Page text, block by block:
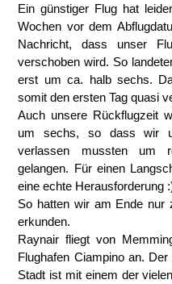
Ein günstiger Flug hat
Wochen vor dem
Nachricht, dass unser
verschoben wird. So
erst um ca. halb sechs.
somit den ersten Tag quasi
Auch unsere Rückflugzeit
um sechs, so dass wir
verlassen mussten um
gelangen. Für einen
eine echte Herausforderung
So hatten wir am Ende nur
erkunden.
Raynair fliegt von
Flughafen Ciampino an.
Stadt ist mit einem der